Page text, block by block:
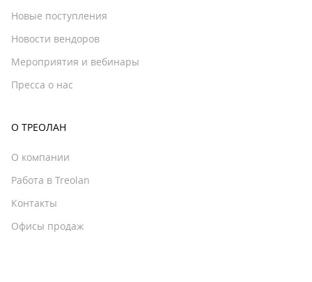
Новые поступления
Новости вендоров
Мероприятия и вебинары
Пресса о нас
О ТРЕОЛАН
О компании
Работа в Treolan
Контакты
Офисы продаж